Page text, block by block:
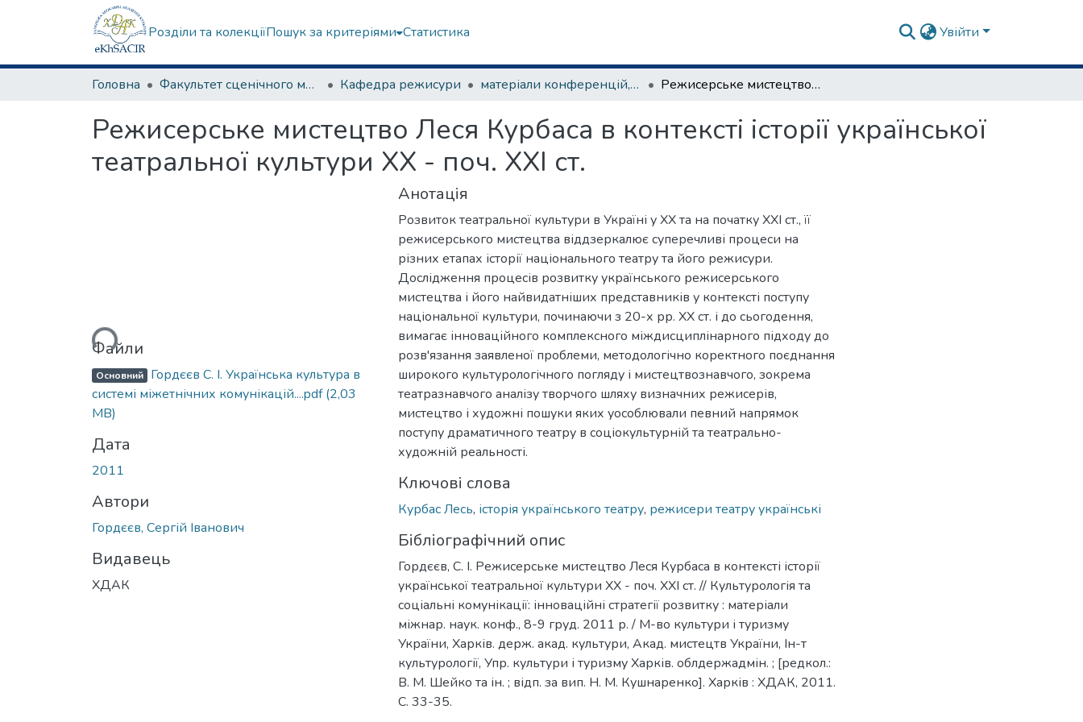
Розділи та колекціїПошук за критеріями Статистика Увійти
Головна Факультет сценічного мистецтва Кафедра режисури матеріали конференцій, семінарів, круглих столів та ін. Режисерське мистецтво Леся Курбаса в контексті історії української театральної культури ХХ - поч. ХХІ ст.
Режисерське мистецтво Леся Курбаса в контексті історії української
театральної культури ХХ - поч. ХХІ ст.
Вантажиться...Файли
Основний Гордєєв С. І. Українська культура в
системі міжетнічних комунікацій....pdf(2,03
MB)
Дата
2011
Автори
Гордєєв, Сергій Іванович
Видавець
ХДАК
Анотація
Розвиток театральної культури в Україні у ХХ та на початку ХХІ ст., її
режисерського мистецтва віддзеркалює суперечливі процеси на
різних етапах історії національного театру та його режисури.
Дослідження процесів розвитку українського режисерського
мистецтва і його найвидатніших представників у контексті поступу
національної культури, починаючи з 20-х рр. ХХ ст. і до сьогодення,
вимагає інноваційного комплексного міждисциплінарного підходу до
розв'язання заявленої проблеми, методологічно коректного поєднання
широкого культурологічного погляду і мистецтвознавчого, зокрема
театразнавчого аналізу творчого шляху визначних режисерів,
мистецтво і художні пошуки яких уособлювали певний напрямок
поступу драматичного театру в соціокультурній та театрально-
художній реальності.
Ключові слова
Курбас Лесь, історія українського театру, режисери театру українські
Бібліографічний опис
Гордєєв, С. І. Режисерське мистецтво Леся Курбаса в контексті історії
української театральної культури ХХ - поч. ХХІ ст. // Культурологія та
соціальні комунікації: інноваційні стратегії розвитку : матеріали
міжнар. наук. конф., 8-9 груд. 2011 р. / М-во культури і туризму
України, Харків. держ. акад. культури, Акад. мистецтв України, Ін-т
культурології, Упр. культури і туризму Харків. облдержадмін. ; [редкол.:
В. М. Шейко та ін. ; відп. за вип. Н. М. Кушнаренко]. Харків : ХДАК, 2011.
С. 33-35.